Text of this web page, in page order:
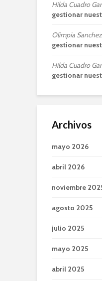
Hilda Cuadro
gestionar
Olimpia Sanchez
gestionar
Hilda Cuadro
gestionar
Archivos
mayo 2026
abril 2026
noviembre
agosto 2025
julio 2025
mayo 2025
abril 2025